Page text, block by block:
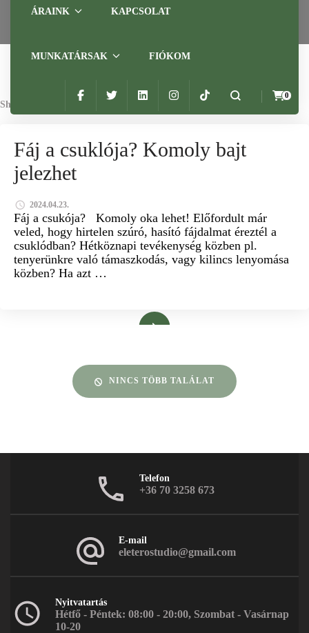
ÁRAINK KAPCSOLAT
MUNKATÁRSAK FIÓKOM
0
Showing: 1 RESULTS
GYÓGYMASSZÁZS
GYÓGYTORNA
ÍNHÜVELYGYULLADÁS
Fáj a csuklója? Komoly bajt
jelezhet
2024.04.23.
Fáj a csukója? Komoly oka lehet! Előfordult már
veled, hogy hirtelen szúró, hasító fájdalmat éreztél a
csuklódban? Hétköznapi tevékenység közben pl.
tenyerünkre való támaszkodás, vagy kilincs lenyomása
közben? Ha azt …
NINCS TÖBB TALÁLAT
Telefon
+36 70 3258 673
E-mail
eleterostudio@gmail.com
Nyitvatartás
Hétfő - Péntek: 08:00 - 20:00, Szombat - Vasárnap
10-20